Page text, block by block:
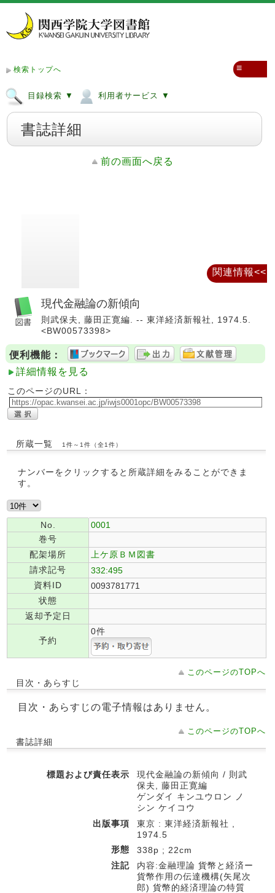
検索トップへ
目録検索 ▼ 利用者サービス ▼
≡
書誌詳細
前の画面へ戻る
現代金融論の新傾向
則武保夫, 藤田正寛編. -- 東洋経済新報社, 1974.5.
<BW00573398>
便利機能：
詳細情報を見る
このページのURL：
所蔵一覧 1件～1件（全1件）
ナンバーをクリックすると所蔵詳細をみることができま
す。
No.
0001
巻号
配架場所
上ケ原ＢＭ図書
請求記号
332:495
資料ID
0093781771
状態
返却予定日
予約
0件
このページのTOPへ
目次・あらすじ
目次・あらすじの電子情報はありません。
このページのTOPへ
書誌詳細
標題および責任表示
現代金融論の新傾向 / 則武
保夫, 藤田正寛編
ゲンダイ キンユウロン ノ
シン ケイコウ
出版事項
東京 : 東洋経済新報社 ,
1974.5
形態
338p ; 22cm
注記
内容:金融理論 貨幣と経済ー
貨幣作用の伝達機構(矢尾次
郎) 貨幣的経済理論の特質
関連情報<<